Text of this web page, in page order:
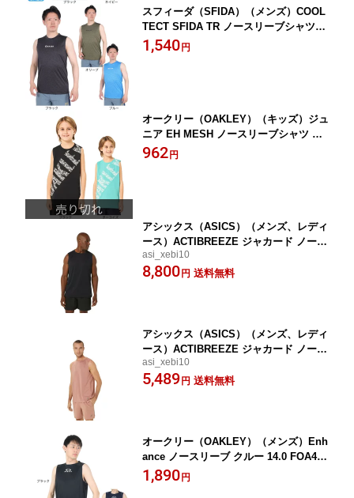
スフィーダ（SFIDA）（メンズ）COOL
TECT SFIDA TR ノースリーブシャツヘ
ザー SA-24X23
1,540 円
オークリー（OAKLEY）（キッズ）ジュ
ニア EH MESH ノースリーブシャツ YT
R FOA406394
962 円
アシックス（ASICS）（メンズ、レディ
ース）ACTIBREEZE ジャカード ノース
リーブシャツ 2031E604.001
asi_xebi10
8,800 円 送料無料
アシックス（ASICS）（メンズ、レディ
ース）ACTIBREEZE ジャカード ノース
リーブシャツ 2031E604.600
asi_xebi10
5,489 円 送料無料
オークリー（OAKLEY）（メンズ）Enh
ance ノースリーブ クルー 14.0 FOA406
319
1,890 円